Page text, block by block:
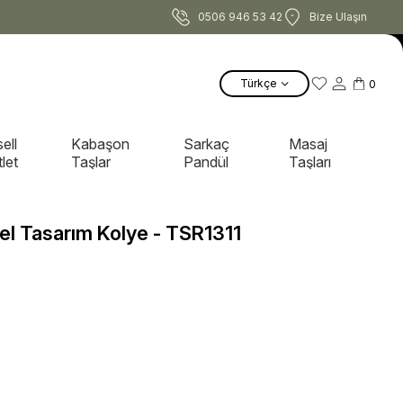
0506 946 53 42 Bize Ulaşın
Türkçe 0
Kabaşon
Taşlar
Sarkaç
Pandül
Masaj
Taşları
Tasarım Kolye - TSR1311